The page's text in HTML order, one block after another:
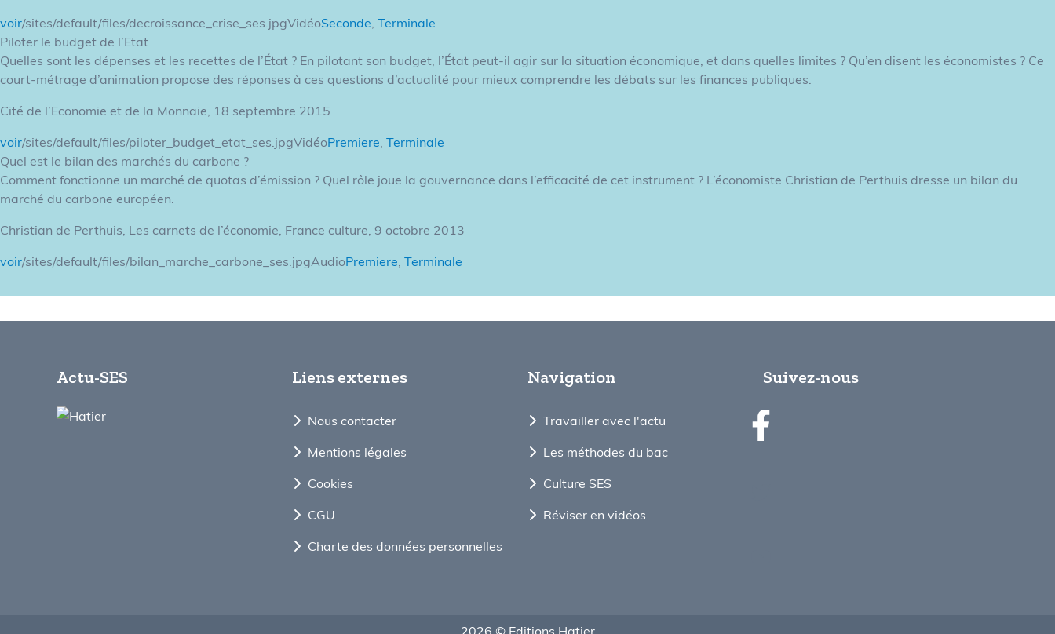
voir/sites/default/files/decroissance_crise_ses.jpgVidéoSeconde, Terminale
Piloter le budget de l’Etat
Quelles sont les dépenses et les recettes de l’État ? En pilotant son budget, l’État peut-il agir sur la situation économique, et dans quelles limites ? Qu’en disent les économistes ? Ce
court-métrage d’animation propose des réponses à ces questions d’actualité pour mieux comprendre les débats sur les finances publiques.
Cité de l’Economie et de la Monnaie, 18 septembre 2015
voir/sites/default/files/piloter_budget_etat_ses.jpgVidéoPremiere, Terminale
Quel est le bilan des marchés du carbone ?
Comment fonctionne un marché de quotas d’émission ? Quel rôle joue la gouvernance dans l’efficacité de cet instrument ? L’économiste Christian de Perthuis dresse un bilan du
marché du carbone européen.
Christian de Perthuis, Les carnets de l’économie, France culture, 9 octobre 2013
voir/sites/default/files/bilan_marche_carbone_ses.jpgAudioPremiere, Terminale
Actu-SES Liens externes
Nous contacter
Mentions légales
Cookies
CGU
Charte des données personnelles
Navigation
Travailler avec l'actu
Les méthodes du bac
Culture SES
Réviser en vidéos
Suivez-nous
2026 © Editions Hatier